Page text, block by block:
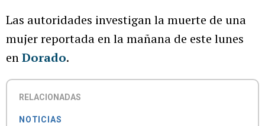
Las autoridades investigan la muerte de una
mujer reportada en la mañana de este lunes
enDorado.
RELACIONADAS
NOTICIAS